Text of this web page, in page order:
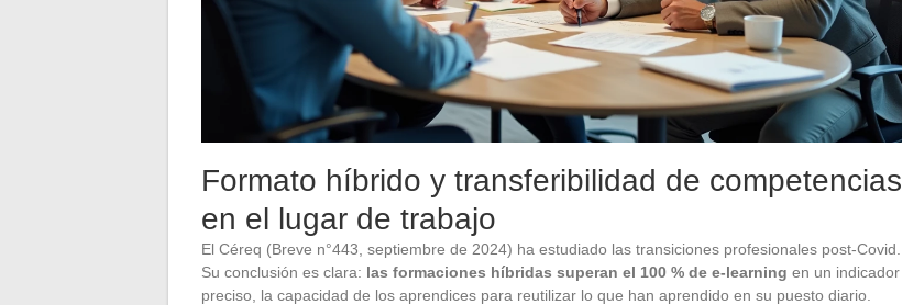
Formato híbrido y transferibilidad de competencias
en el lugar de trabajo
El Céreq (Breve n°443, septiembre de 2024) ha estudiado las transiciones profesionales post-Covid.
Su conclusión es clara: las formaciones híbridas superan el 100 % de e-learning en un indicador
preciso, la capacidad de los aprendices para reutilizar lo que han aprendido en su puesto diario.